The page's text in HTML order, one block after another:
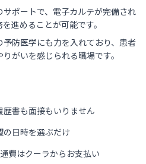
ポートで、電子カルテが完備され
進めることが可能です。
防医学にも力を入れており、患者
がいを感じられる職場です。
書も面接もいりません
の日時を選ぶだけ
費はクーラからお支払い